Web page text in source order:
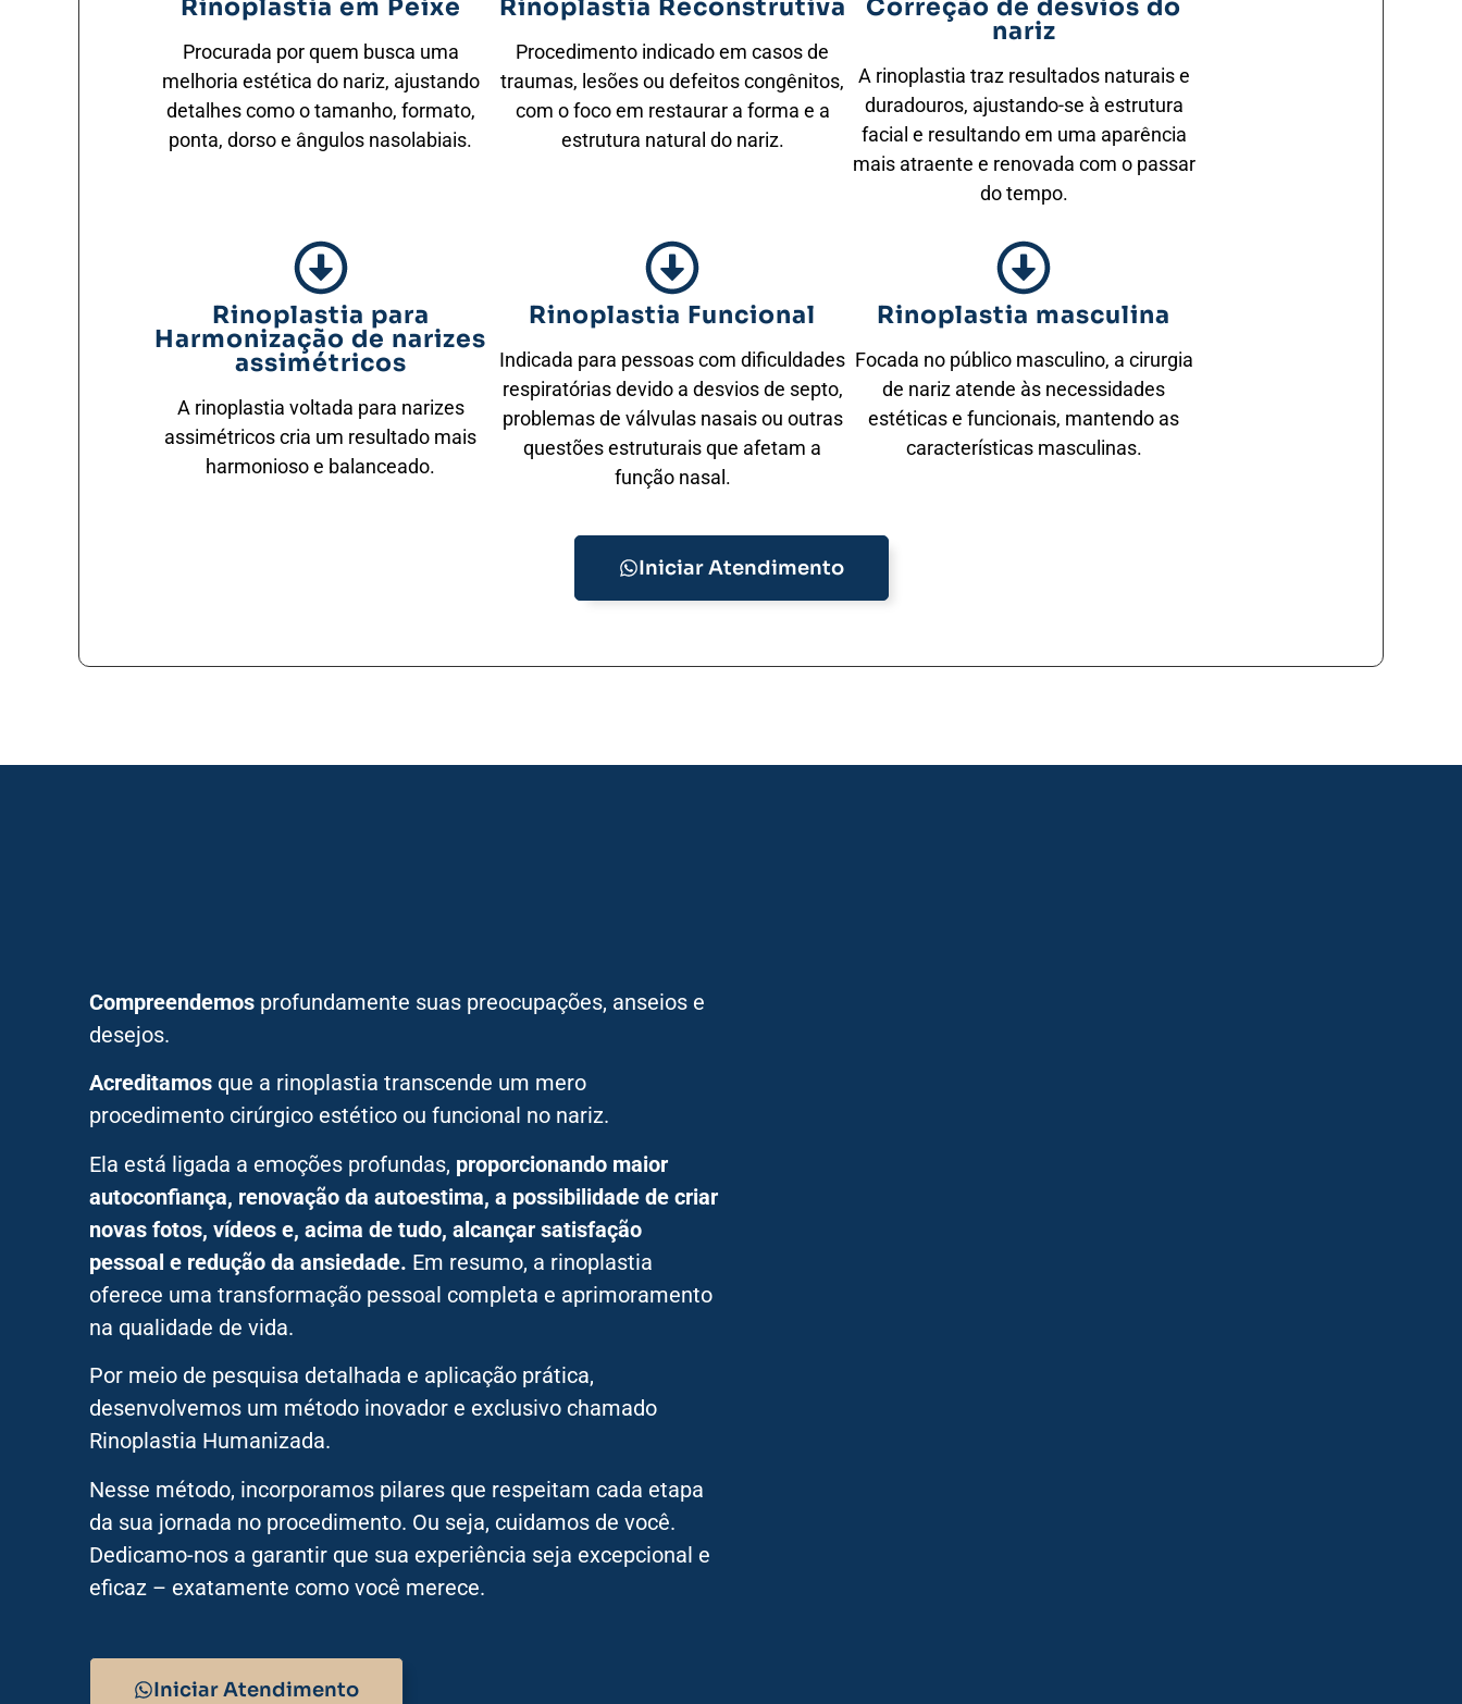
Rinoplastia em Peixe
Procurada por quem busca uma
melhoria estética do nariz, ajustando
detalhes como o tamanho, formato,
ponta, dorso e ângulos nasolabiais.
Rinoplastia Reconstrutiva
Procedimento indicado em casos de
traumas, lesões ou defeitos congênitos,
com o foco em restaurar a forma e a
estrutura natural do nariz.
Correção de desvios do
nariz
A rinoplastia traz resultados naturais e
duradouros, ajustando-se à estrutura
facial e resultando em uma aparência
mais atraente e renovada com o passar
do tempo.
Rinoplastia para
Harmonização de narizes
assimétricos
A rinoplastia voltada para narizes
assimétricos cria um resultado mais
harmonioso e balanceado.
Rinoplastia Funcional
Indicada para pessoas com dificuldades
respiratórias devido a desvios de septo,
problemas de válvulas nasais ou outras
questões estruturais que afetam a
função nasal.
Rinoplastia masculina
Focada no público masculino, a cirurgia
de nariz atende às necessidades
estéticas e funcionais, mantendo as
características masculinas.
Iniciar Atendimento
Compreendemos profundamente suas preocupações, anseios e
desejos.
Acreditamos que a rinoplastia transcende um mero
procedimento cirúrgico estético ou funcional no nariz.
Ela está ligada a emoções profundas, proporcionando maior
autoconfiança, renovação da autoestima, a possibilidade de criar
novas fotos, vídeos e, acima de tudo, alcançar satisfação
pessoal e redução da ansiedade. Em resumo, a rinoplastia
oferece uma transformação pessoal completa e aprimoramento
na qualidade de vida.
Por meio de pesquisa detalhada e aplicação prática,
desenvolvemos um método inovador e exclusivo chamado
Rinoplastia Humanizada.
Nesse método, incorporamos pilares que respeitam cada etapa
da sua jornada no procedimento. Ou seja, cuidamos de você.
Dedicamo-nos a garantir que sua experiência seja excepcional e
eficaz – exatamente como você merece.
Iniciar Atendimento